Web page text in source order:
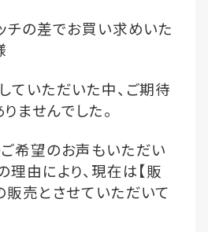
チの差でお買い求めいた
ていただいた中、ご期待
ませんでした。
希望のお声もいただい
理由により、現在は【販
販売とさせていただいて